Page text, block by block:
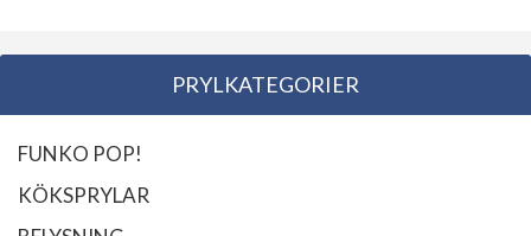
PRYLKATEGORIER
FUNKO POP!
KÖKSPRYLAR